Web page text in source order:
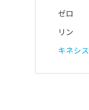
ゼロ
リン
キネシス